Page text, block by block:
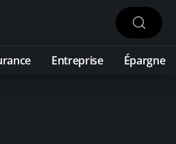
Entreprise Épargne